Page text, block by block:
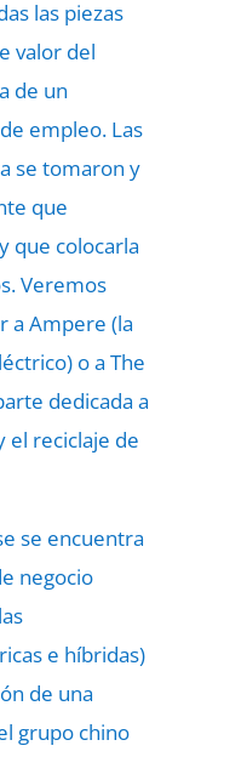
las piezas
valor del
de un
empleo. Las
se tomaron y
que
que colocarla
Veremos
a Ampere (la
o a The
dedicada a
el reciclaje de
se encuentra
negocio
e híbridas)
de una
grupo chino